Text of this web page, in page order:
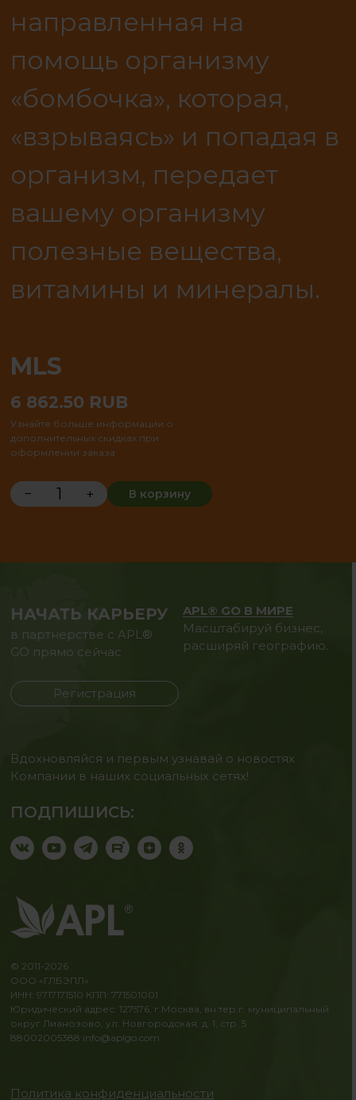
направленная на
помощь организму
«бомбочка», которая,
«взрываясь» и попадая в
организм, передает
вашему организму
полезные вещества,
витамины и минералы.
MLS
6 862.50 RUB
Узнайте больше информации о
дополнительных скидках при
оформлении заказа
− + В корзину
НАЧАТЬ КАРЬЕРУ
в партнерстве с APL®
GO прямо сейчас
Регистрация
APL® GO В МИРЕ
Масштабируй бизнес,
расширяй географию.
Вдохновляйся и первым узнавай о новостях
Компании в наших социальных сетях!
ПОДПИШИСЬ:
© 2011-2026
ООО «ГЛБЭПЛ»
ИНН: 9717171510 КПП: 771501001
Юридический адрес: 127576, г.Москва, вн.тер.г. муниципальный
округ Лианозово, ул. Новгородская, д. 1, стр. 5
88002005388 info@aplgo.com
Политика конфиденциальности